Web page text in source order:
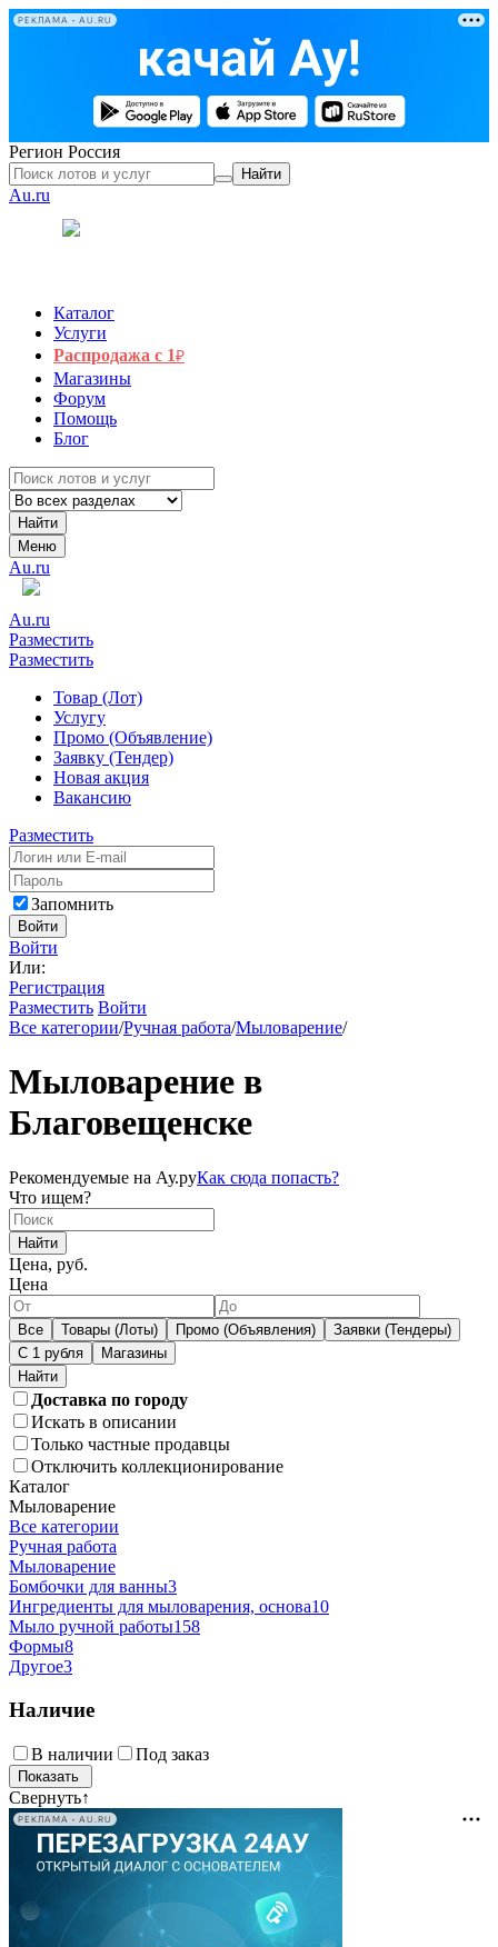
РЕКЛАМА • AU.RU
Регион Россия
Найти
Au.ru
Каталог
Услуги
Распродажа с 1₽
Магазины
Форум
Помощь
Блог
Найти
Меню
Au.ru
Au.ru
Разместить
Разместить
Товар (Лот)
Услугу
Промо (Объявление)
Заявку (Тендер)
Новая акция
Вакансию
Разместить
Запомнить
Войти
Войти
Или:
Регистрация
Разместить Войти
Все категории/Ручная работа/Мыловарение/
Мыловарение в
Благовещенске
Рекомендуемые на Ау.руКак сюда попасть?
Что ищем?
Найти
Цена, руб.
Цена
Все Товары (Лоты) Промо (Объявления)
Заявки (Тендеры)
С 1 рубля
Магазины
Доставка по городу
Искать в описании
Только частные продавцы
Отключить коллекционирование
Каталог
Мыловарение
Все категории
Ручная работа
Мыловарение
Бомбочки для ванны3
Ингредиенты для мыловарения, основа10
Мыло ручной работы158
Формы8
Другое3
Наличие
В наличии Под заказ
Свернуть↑
РЕКЛАМА • AU.RU